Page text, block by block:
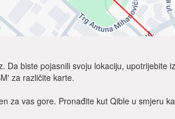
biste pojasnili svoju lokaciju, upotrijebite
za različite karte.
za vas gore. Pronađite kut Qible u smjeru